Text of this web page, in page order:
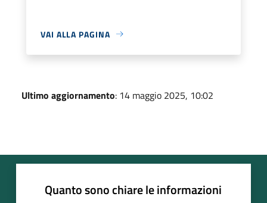
VAI ALLA PAGINA
Ultimo aggiornamento: 14 maggio 2025, 10:02
Quanto sono chiare le informazioni